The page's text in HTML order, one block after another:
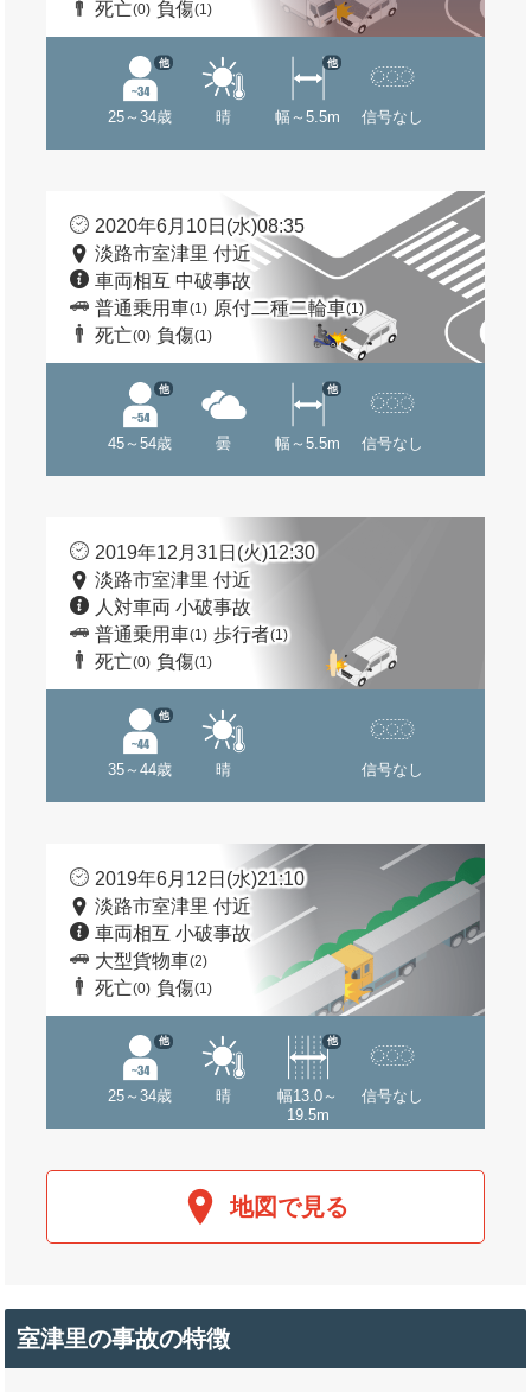
死亡(0) 負傷(1)
25～34歳
他
晴 幅～5.5m
他
信号なし
2020年6月10日(水)08:35
淡路市室津里 付近
車両相互 中破事故
普通乗用車(1) 原付二種二輪車(1)
死亡(0) 負傷(1)
45～54歳
他
曇 幅～5.5m
他
信号なし
2019年12月31日(火)12:30
淡路市室津里 付近
人対車両 小破事故
普通乗用車(1) 歩行者(1)
死亡(0) 負傷(1)
35～44歳
他
晴 信号なし
2019年6月12日(水)21:10
淡路市室津里 付近
車両相互 小破事故
大型貨物車(2)
死亡(0) 負傷(1)
25～34歳
他
晴
幅13.0～
19.5m
他
信号なし
地図で見る
室津里の事故の特徴